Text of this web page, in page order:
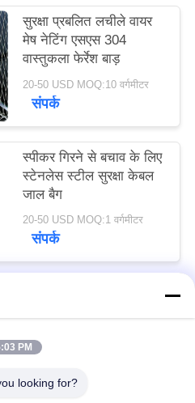
सुरक्षा प्रबलित लचीले वायर
मेष नेटिंग एसएस 304
वास्तुकला फेर्रेश बाड़
20-50 USD MOQ:10 वर्गमीटर
संपर्क
स्पीकर गिरने से बचाव के लिए
स्टेनलेस स्टील सुरक्षा केबल
जाल बैग
20-50 USD MOQ:1 वर्गमीटर
संपर्क
PM
looking for?